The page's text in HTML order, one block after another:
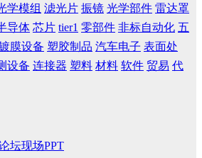
学模组 滤光片 振镜 光学部件 雷达罩
导体 芯片 tier1 零部件 非标自动化 五
膜设备 塑胶制品 汽车电子 表面处
设备 连接器 塑料 材料 软件 贸易 代
坛现场PPT